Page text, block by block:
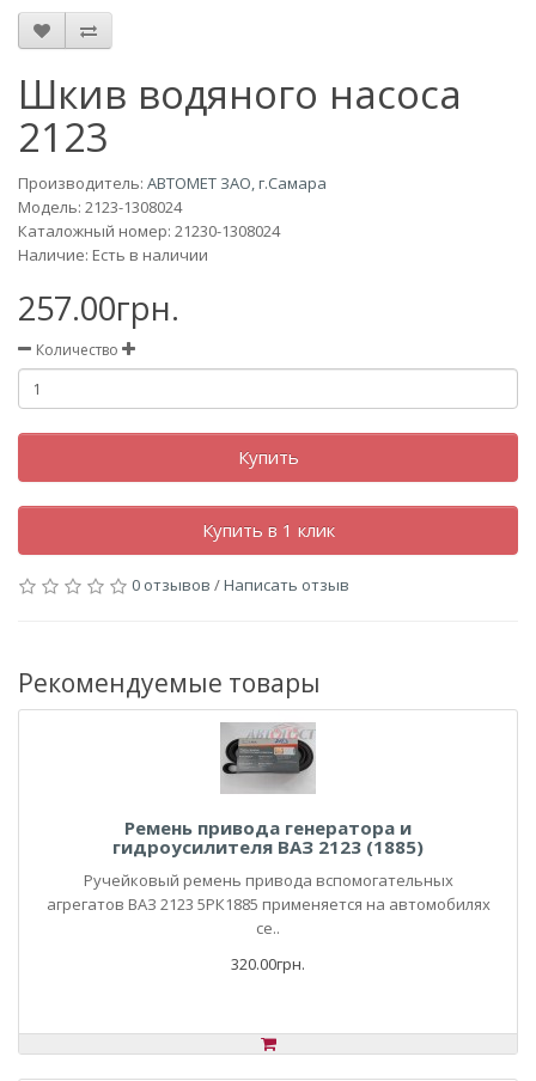
Шкив водяного насоса
2123
Производитель: АВТОМЕТ ЗАО, г.Самара
Модель: 2123-1308024
Каталожный номер: 21230-1308024
Наличие: Есть в наличии
257.00грн.
Количество
Купить
Купить в 1 клик
0 отзывов /Написать отзыв
Рекомендуемые товары
Ремень привода генератора и
гидроусилителя ВАЗ 2123 (1885)
Ручейковый ремень привода вспомогательных
агрегатов ВАЗ 2123 5РК1885 применяется на автомобилях
се..
320.00грн.